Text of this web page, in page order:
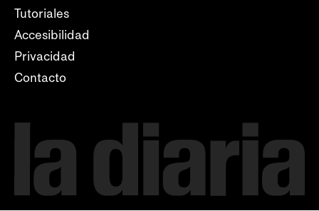
Tutoriales
Accesibilidad
Privacidad
Contacto